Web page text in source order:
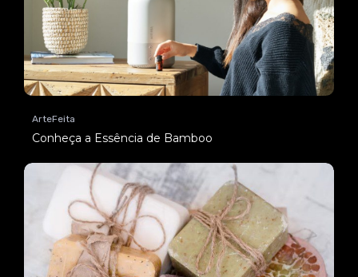
ArteFeita
Conheça a Essência de Bamboo